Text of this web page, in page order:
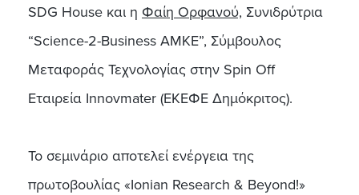
SDG House και η Φαίη Ορφανού, Συνιδρύτρια
“Science-2-Business ΑΜΚΕ”, Σύμβουλος
Μεταφοράς Τεχνολογίας στην Spin Off
Εταιρεία Innovmater (ΕΚΕΦΕ Δημόκριτος).
Το σεμινάριο αποτελεί ενέργεια της
πρωτοβουλίας «Ionian Research & Beyond!»